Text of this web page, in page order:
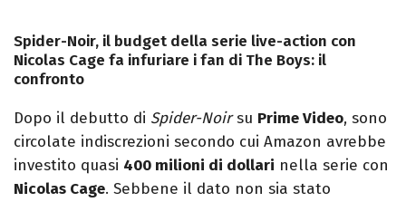
Spider-Noir, il budget della serie live-action con
Nicolas Cage fa infuriare i fan di The Boys: il
confronto
Dopo il debutto di Spider-Noirsu Prime Video, sono
circolate indiscrezioni secondo cui Amazon avrebbe
investito quasi 400 milioni di dollari nella serie con
Nicolas Cage. Sebbene il dato non sia stato